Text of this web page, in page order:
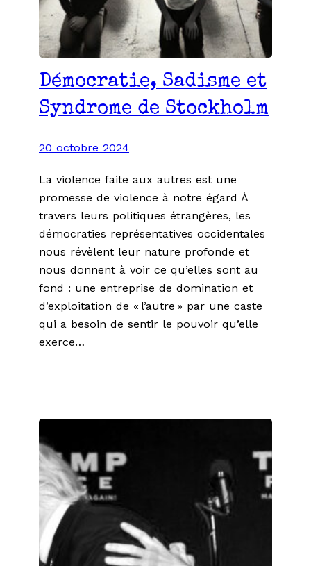
Démocratie, Sadisme et
Syndrome de Stockholm
20 octobre 2024
La violence faite aux autres est une
promesse de violence à notre égard À
travers leurs politiques étrangères, les
démocraties représentatives occidentales
nous révèlent leur nature profonde et
nous donnent à voir ce qu’elles sont au
fond : une entreprise de domination et
d’exploitation de « l’autre » par une caste
qui a besoin de sentir le pouvoir qu’elle
exerce…